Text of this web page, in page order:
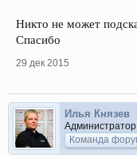
Никто не может
Спасибо
29 дек 2015
Илья Князев
Администратор
Команда